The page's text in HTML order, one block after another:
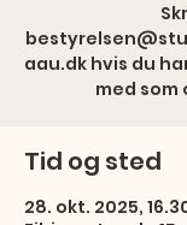
aau.dk hvis du
med som
Tid og sted
28. okt. 2025,